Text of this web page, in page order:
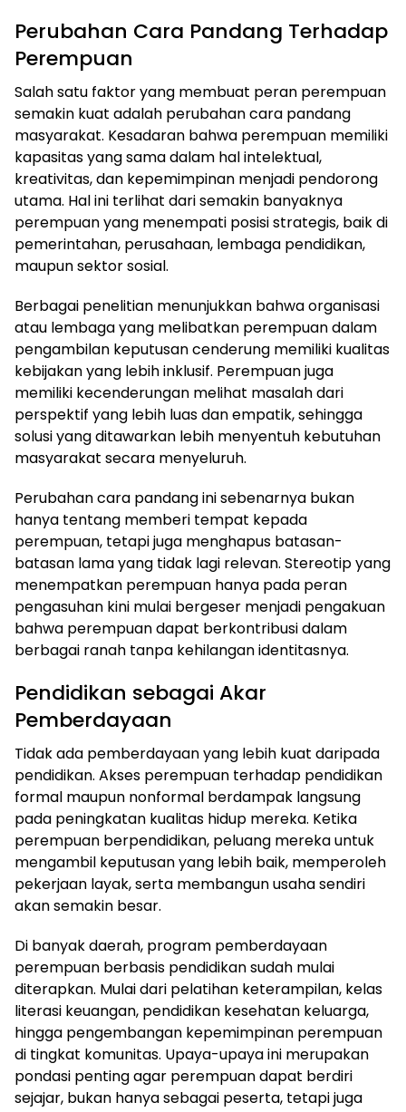
Perubahan Cara Pandang Terhadap
Perempuan
Salah satu faktor yang membuat peran perempuan
semakin kuat adalah perubahan cara pandang
masyarakat. Kesadaran bahwa perempuan memiliki
kapasitas yang sama dalam hal intelektual,
kreativitas, dan kepemimpinan menjadi pendorong
utama. Hal ini terlihat dari semakin banyaknya
perempuan yang menempati posisi strategis, baik di
pemerintahan, perusahaan, lembaga pendidikan,
maupun sektor sosial.
Berbagai penelitian menunjukkan bahwa organisasi
atau lembaga yang melibatkan perempuan dalam
pengambilan keputusan cenderung memiliki kualitas
kebijakan yang lebih inklusif. Perempuan juga
memiliki kecenderungan melihat masalah dari
perspektif yang lebih luas dan empatik, sehingga
solusi yang ditawarkan lebih menyentuh kebutuhan
masyarakat secara menyeluruh.
Perubahan cara pandang ini sebenarnya bukan
hanya tentang memberi tempat kepada
perempuan, tetapi juga menghapus batasan-
batasan lama yang tidak lagi relevan. Stereotip yang
menempatkan perempuan hanya pada peran
pengasuhan kini mulai bergeser menjadi pengakuan
bahwa perempuan dapat berkontribusi dalam
berbagai ranah tanpa kehilangan identitasnya.
Pendidikan sebagai Akar
Pemberdayaan
Tidak ada pemberdayaan yang lebih kuat daripada
pendidikan. Akses perempuan terhadap pendidikan
formal maupun nonformal berdampak langsung
pada peningkatan kualitas hidup mereka. Ketika
perempuan berpendidikan, peluang mereka untuk
mengambil keputusan yang lebih baik, memperoleh
pekerjaan layak, serta membangun usaha sendiri
akan semakin besar.
Di banyak daerah, program pemberdayaan
perempuan berbasis pendidikan sudah mulai
diterapkan. Mulai dari pelatihan keterampilan, kelas
literasi keuangan, pendidikan kesehatan keluarga,
hingga pengembangan kepemimpinan perempuan
di tingkat komunitas. Upaya-upaya ini merupakan
pondasi penting agar perempuan dapat berdiri
sejajar, bukan hanya sebagai peserta, tetapi juga